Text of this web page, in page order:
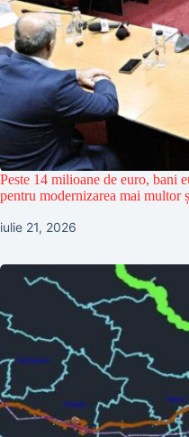
Peste 14 milioane de euro, bani
pentru modernizarea mai multor
iulie 21, 2026